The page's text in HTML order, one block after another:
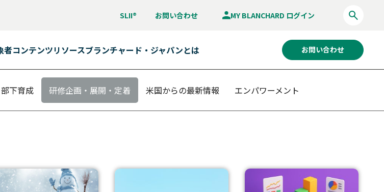
SLII® お問い合わせ MY BLANCHARD ログイン
者コンテンツリソースブランチャード・ジャパンとは お問い合わせ
下育成 研修企画・展開・定着 米国からの最新情報 エンパワーメント